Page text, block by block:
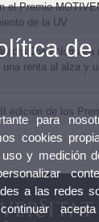
el Premio
de la UV
Joan Noguera
renta al alza y
edición de los
de
para
cookies
y medición
a las redes